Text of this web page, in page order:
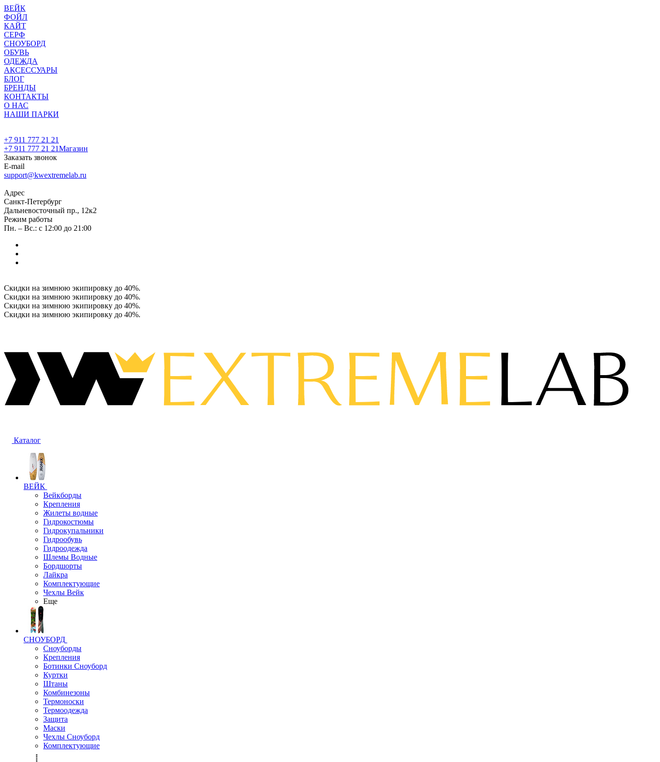
ВЕЙК
ФОЙЛ
КАЙТ
СЕРФ
СНОУБОРД
ОБУВЬ
ОДЕЖДА
АКСЕССУАРЫ
БЛОГ
БРЕНДЫ
КОНТАКТЫ
О НАС
НАШИ ПАРКИ
+7 911 777 21 21
+7 911 777 21 21Магазин
Заказать звонок
E-mail
support@kwextremelab.ru
Адрес
Санкт-Петербург
Дальневосточный пр., 12к2
Режим работы
Пн. – Вс.: с 12:00 до 21:00
Скидки на зимнюю экипировку до 40%.
Скидки на зимнюю экипировку до 40%.
Скидки на зимнюю экипировку до 40%.
Скидки на зимнюю экипировку до 40%.
Каталог
ВЕЙК
Вейкборды
Крепления
Жилеты водные
Гидрокостюмы
Гидрокупальники
Гидрообувь
Гидроодежда
Шлемы Водные
Бордшорты
Лайкра
Комплектующие
Чехлы Вейк
Еще
СНОУБОРД
Сноуборды
Крепления
Ботинки Сноуборд
Куртки
Штаны
Комбинезоны
Термоноски
Термоодежда
Защита
Маски
Чехлы Сноуборд
Комплектующие